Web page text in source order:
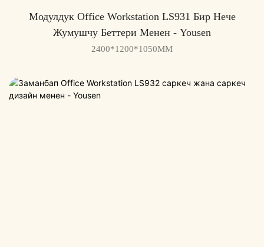
Модулдук Office Workstation LS931 Бир Нече
Жумушчу Беттери Менен - ​​Yousen
2400*1200*1050MM